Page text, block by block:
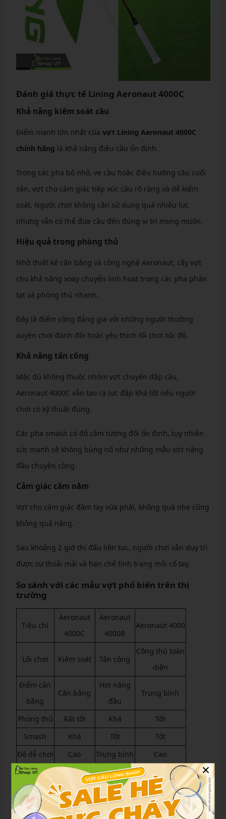
Đánh giá thực tế Lining Aeronaut 4000C
Khả năng kiểm soát cầu
Điểm mạnh lớn nhất của vợt Lining Aeronaut 4000C
chính hãng là khả năng điều cầu ổn định.
Trong các pha bỏ nhỏ, ve cầu hoặc điều hướng cầu cuối
sân, vợt cho cảm giác tiếp xúc cầu rõ ràng và dễ kiểm
soát. Người chơi không cần sử dụng quá nhiều lực
nhưng vẫn có thể đưa cầu đến đúng vị trí mong muốn.
Hiệu quả trong phòng thủ
Nhờ thiết kế cân bằng và công nghệ Aeronaut, cây vợt
cho khả năng xoay chuyển linh hoạt trong các pha phản
tạt và phòng thủ nhanh.
Đây là điểm cộng đáng giá với những người thường
xuyên chơi đánh đôi hoặc yêu thích lối chơi tốc độ.
Khả năng tấn công
Mặc dù không thuộc nhóm vợt chuyên đập cầu,
Aeronaut 4000C vẫn tạo ra lực đập khá tốt nếu người
chơi có kỹ thuật đúng.
Các pha smash có độ cắm tương đối ổn định, tuy nhiên
sức mạnh sẽ không bùng nổ như những mẫu vợt nặng
đầu chuyên công.
Cảm giác cầm nắm
Vợt cho cảm giác đầm tay vừa phải, không quá nhẹ cũng
không quá nặng.
Sau khoảng 2 giờ thi đấu liên tục, người chơi vẫn duy trì
được sự thoải mái và hạn chế tình trạng mỏi cổ tay.
So sánh với các mẫu vợt phổ biến trên thị
trường
Tiêu chí
Aeronaut
4000C
Aeronaut
4000B
Aeronaut 4000
Lối chơi Kiểm soát Tấn công
Công thủ toàn
diện
Điểm cân
bằng
Cân bằng
Hơi nặng
đầu
Trung bình
Phòng thủ Rất tốt Khá
Tốt
Smash
Khá Tốt
Tốt
Độ dễ chơi
Cao Trung bình Cao
Ưu điểm
Công thủ cân bằng
Điều cầu chính xác
×